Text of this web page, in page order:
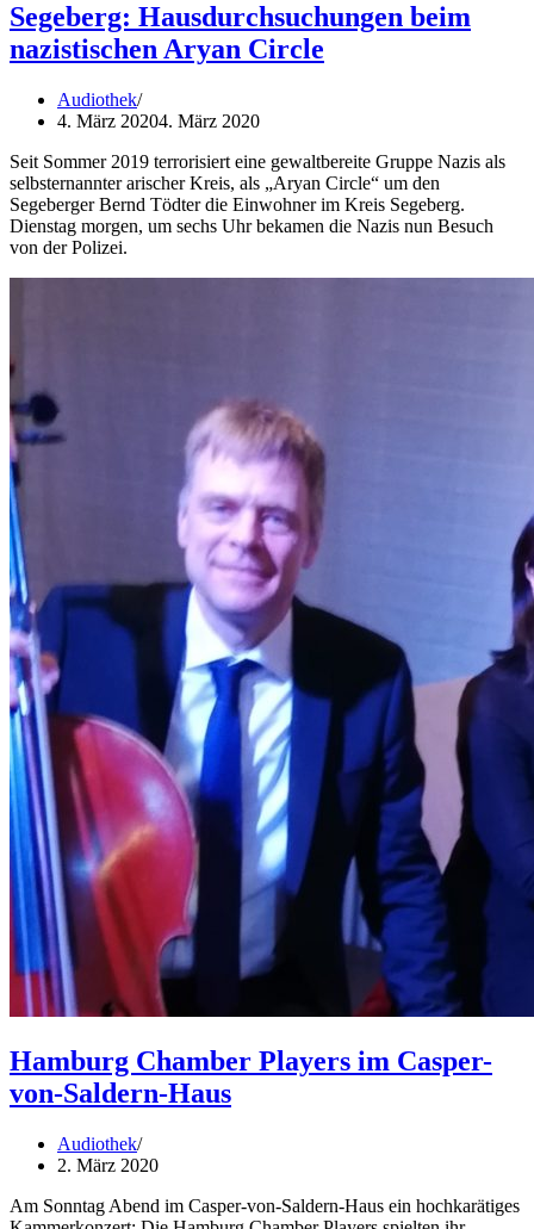
Segeberg: Hausdurchsuchungen beim
nazistischen Aryan Circle
Audiothek
4. März 20204. März 2020
Seit Sommer 2019 terrorisiert eine gewaltbereite Gruppe Nazis als
selbsternannter arischer Kreis, als „Aryan Circle“ um den
Segeberger Bernd Tödter die Einwohner im Kreis Segeberg.
Dienstag morgen, um sechs Uhr bekamen die Nazis nun Besuch
von der Polizei.
Hamburg Chamber Players im Casper-
von-Saldern-Haus
Audiothek
2. März 2020
Am Sonntag Abend im Casper-von-Saldern-Haus ein hochkarätiges